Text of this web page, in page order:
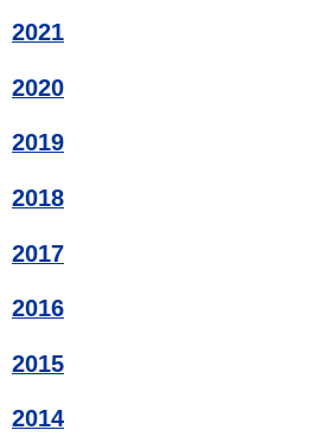
2021
2020
2019
2018
2017
2016
2015
2014